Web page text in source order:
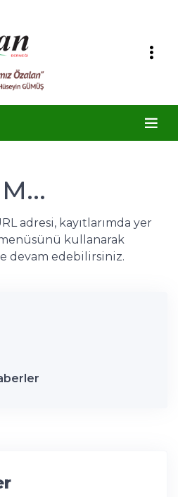
adresi, kayıtlarımda yer
kullanarak
devam edebilirsiniz.